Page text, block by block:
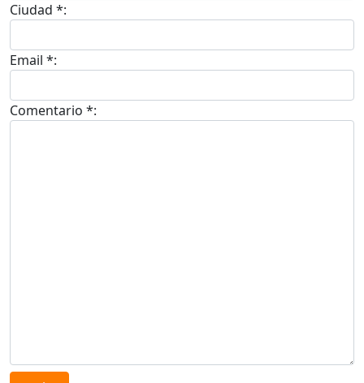
Ciudad *:
Email *:
Comentario *: